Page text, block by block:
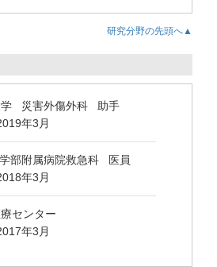
研究分野の先頭へ▲
学 災害外傷外科 助手
年3月
部附属病院救急科 医員
年3月
センター
年3月